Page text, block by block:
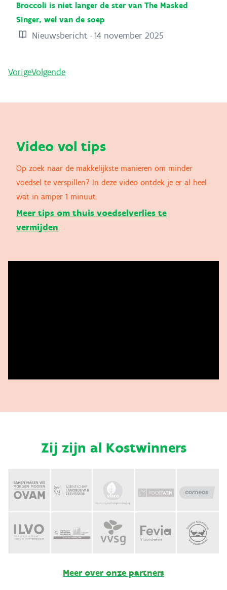
Broccoli is niet langer de ster van The Masked
Singer, wel van de soep
Nieuwsbericht · 14 november 2025
VorigeVolgende
Video vol tips
Op zoek naar de makkelijkste manieren om minder
voedsel te verspillen? In deze video ontdek je er al heel
wat in amper 1 minuut.
Meer tips om thuis voedselverlies te
vermijden
Zij zijn al Kostwinners
Meer over onze partners